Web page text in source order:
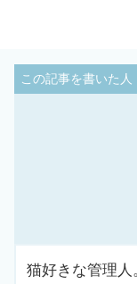
猫好きな管理人